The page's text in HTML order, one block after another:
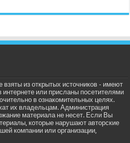
из открытых источников - имеют
или присланы посетителями
в ознакомительных целях.
их владельцам. Администрация
материала не несет. Если Вы
которые нарушают авторские
компании или организации,